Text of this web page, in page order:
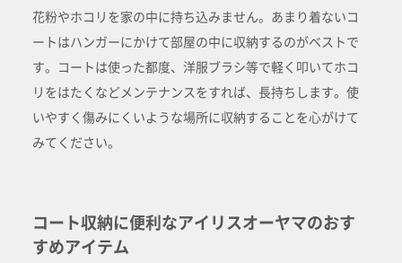
花粉やホコリを家の中に持ち込みません。あまり着ないコ
ートはハンガーにかけて部屋の中に収納するのがベストで
す。コートは使った都度、洋服ブラシ等で軽く叩いてホコ
リをはたくなどメンテナンスをすれば、長持ちします。使
いやすく傷みにくいような場所に収納することを心がけて
みてください。
コート収納に便利なアイリスオーヤマのおす
すめアイテム